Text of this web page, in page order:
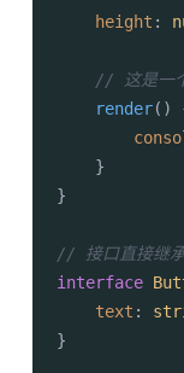
height :
// 这是一
render( )
}
}
// 接口直接继
interface
text :
}